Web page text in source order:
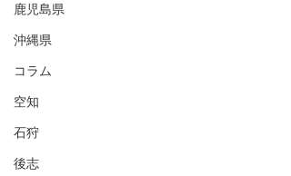
鹿児島県
沖縄県
コラム
空知
石狩
後志